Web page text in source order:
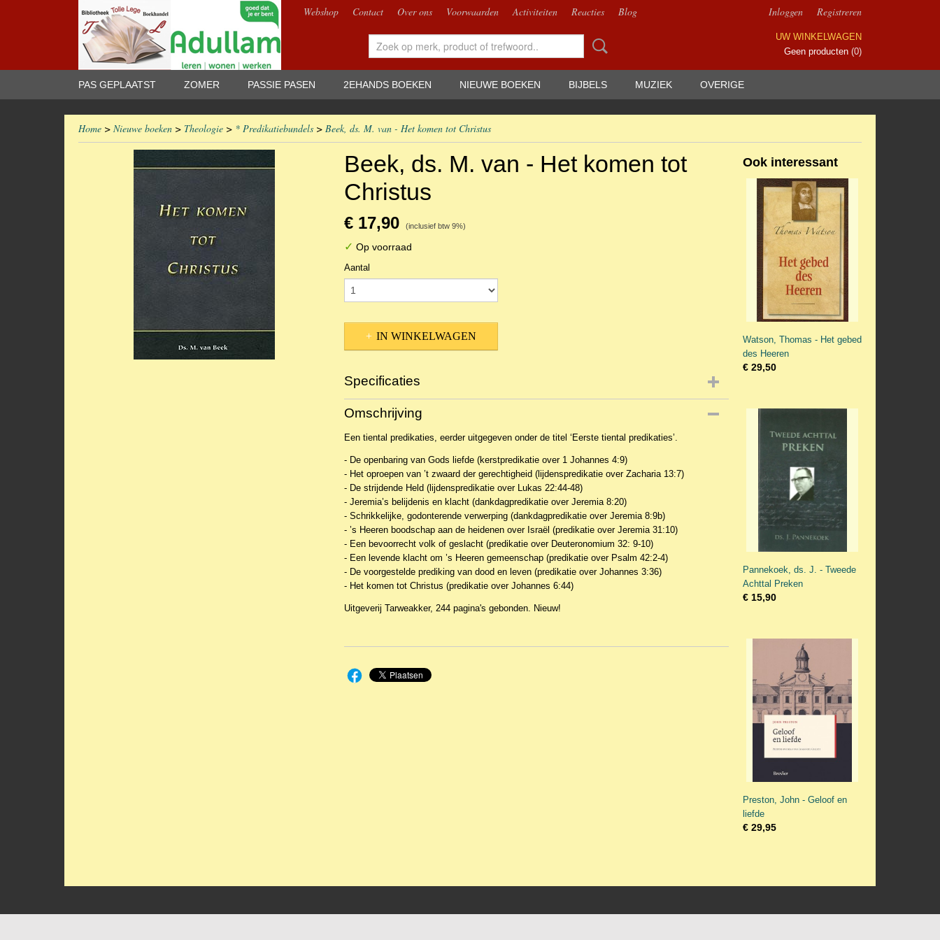
Webshop Contact Over ons Voorwaarden Activiteiten Reacties Blog Inloggen Registreren
UW WINKELWAGEN
Geen producten (0)
PAS GEPLAATST ZOMER PASSIE PASEN 2EHANDS BOEKEN NIEUWE BOEKEN BIJBELS MUZIEK OVERIGE
Home > Nieuwe boeken > Theologie > * Predikatiebundels > Beek, ds. M. van - Het komen tot Christus
Beek, ds. M. van - Het komen tot
Christus
€ 17,90 (inclusief btw 9%)
✓ Op voorraad
Aantal
IN WINKELWAGEN
Specificaties
Productcode
EAN code
Omschrijving
Een tiental predikaties, eerder uitgegeven onder de titel ‘Eerste tiental predikaties’.
- De openbaring van Gods liefde (kerstpredikatie over 1 Johannes 4:9)
- Het oproepen van ’t zwaard der gerechtigheid (lijdenspredikatie over Zacharia 13:7)
- De strijdende Held (lijdenspredikatie over Lukas 22:44-48)
- Jeremia’s belijdenis en klacht (dankdagpredikatie over Jeremia 8:20)
- Schrikkelijke, godonterende verwerping (dankdagpredikatie over Jeremia 8:9b)
- ’s Heeren boodschap aan de heidenen over Israël (predikatie over Jeremia 31:10)
- Een bevoorrecht volk of geslacht (predikatie over Deuteronomium 32: 9-10)
- Een levende klacht om ’s Heeren gemeenschap (predikatie over Psalm 42:2-4)
- De voorgestelde prediking van dood en leven (predikatie over Johannes 3:36)
- Het komen tot Christus (predikatie over Johannes 6:44)
Uitgeverij Tarweakker, 244 pagina's gebonden. Nieuw!
Ook interessant
Watson, Thomas - Het gebed
des Heeren
€ 29,50
Pannekoek, ds. J. - Tweede
Achttal Preken
€ 15,90
Preston, John - Geloof en
liefde
€ 29,95